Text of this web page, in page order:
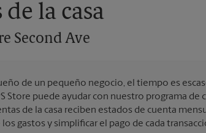
Envío
la casa
Second Ave
de un pequeño negocio, el tiempo es
Store puede ayudar con nuestro programa de
de la casa reciben estados de cuenta
gastos y simplificar el pago de cada